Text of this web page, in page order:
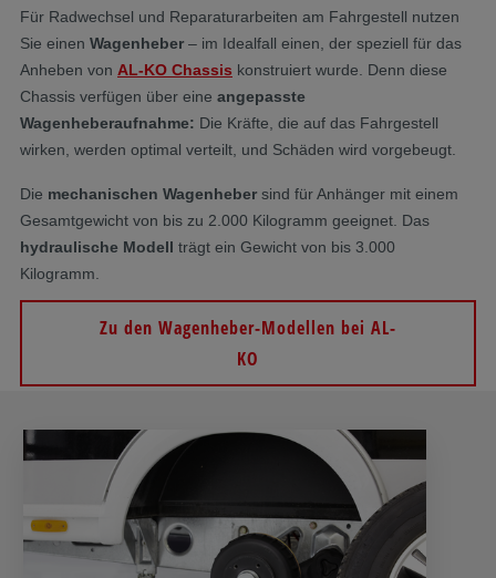
Für Radwechsel und Reparaturarbeiten am Fahrgestell nutzen
Sie einen Wagenheber – im Idealfall einen, der speziell für das
Anheben von AL-KO Chassis konstruiert wurde. Denn diese
Chassis verfügen über eine angepasste
Wagenheberaufnahme: Die Kräfte, die auf das Fahrgestell
wirken, werden optimal verteilt, und Schäden wird vorgebeugt.
Die mechanischen Wagenheber sind für Anhänger mit einem
Gesamtgewicht von bis zu 2.000 Kilogramm geeignet. Das
hydraulische Modell trägt ein Gewicht von bis 3.000
Kilogramm.
Zu den Wagenheber-Modellen bei AL-
KO